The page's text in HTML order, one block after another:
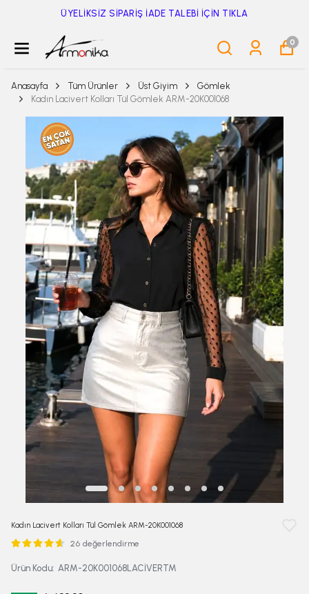
ÜYELİKSİZ SİPARİŞ İADE TALEBİ İÇİN TIKLA
0
Anasayfa Tüm Ürünler Üst Giyim
Gömlek
Kadın Lacivert Kolları Tül Gömlek ARM-20K001068
Kadın Lacivert Kolları Tül Gömlek ARM-20K001068
26 değerlendirme
Ürün Kodu: ARM-20K001068LACİVERTM